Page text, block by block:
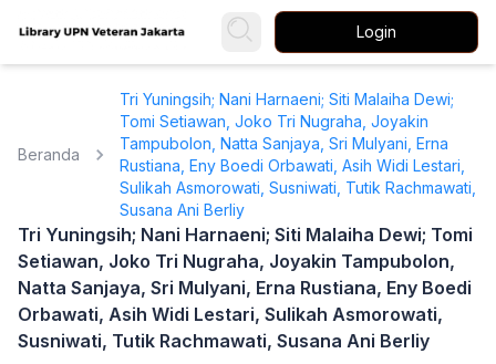
Login
Beranda
Tri Yuningsih; Nani Harnaeni; Siti Malaiha Dewi;
Tomi Setiawan, Joko Tri Nugraha, Joyakin
Tampubolon, Natta Sanjaya, Sri Mulyani, Erna
Rustiana, Eny Boedi Orbawati, Asih Widi Lestari,
Sulikah Asmorowati, Susniwati, Tutik Rachmawati,
Susana Ani Berliy
Tri Yuningsih; Nani Harnaeni; Siti Malaiha Dewi; Tomi
Setiawan, Joko Tri Nugraha, Joyakin Tampubolon,
Natta Sanjaya, Sri Mulyani, Erna Rustiana, Eny Boedi
Orbawati, Asih Widi Lestari, Sulikah Asmorowati,
Susniwati, Tutik Rachmawati, Susana Ani Berliy